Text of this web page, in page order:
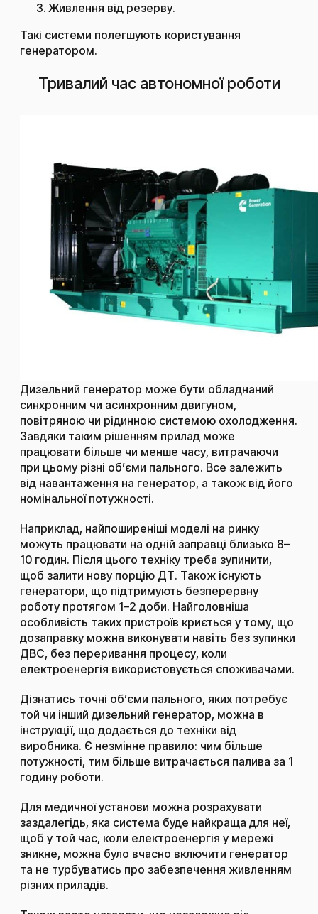
Живлення від резерву.
Такі системи полегшують користування
генератором.
Тривалий час автономної роботи
Дизельний генератор може бути обладнаний
синхронним чи асинхронним двигуном,
повітряною чи рідинною системою охолодження.
Завдяки таким рішенням прилад може
працювати більше чи менше часу, витрачаючи
при цьому різні об’єми пального. Все залежить
від навантаження на генератор, а також від його
номінальної потужності.
Наприклад, найпоширеніші моделі на ринку
можуть працювати на одній заправці близько 8–
10 годин. Після цього техніку треба зупинити,
щоб залити нову порцію ДТ. Також існують
генератори, що підтримують безперервну
роботу протягом 1–2 доби. Найголовніша
особливість таких пристроїв криється у тому, що
дозаправку можна виконувати навіть без зупинки
ДВС, без переривання процесу, коли
електроенергія використовується споживачами.
Дізнатись точні об’єми пального, яких потребує
той чи інший дизельний генератор, можна в
інструкції, що додається до техніки від
виробника. Є незмінне правило: чим більше
потужності, тим більше витрачається палива за 1
годину роботи.
Для медичної установи можна розрахувати
заздалегідь, яка система буде найкраща для неї,
щоб у той час, коли електроенергія у мережі
зникне, можна було вчасно включити генератор
та не турбуватись про забезпечення живленням
різних приладів.